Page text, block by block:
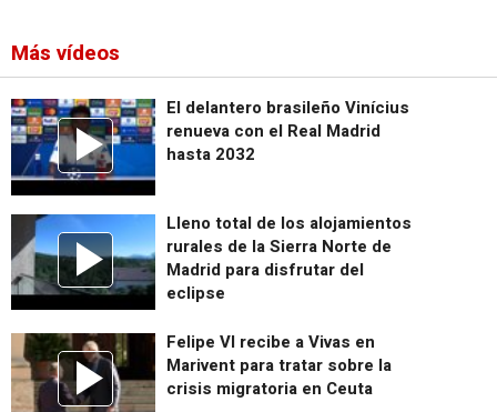
Más vídeos
El delantero brasileño Vinícius
renueva con el Real Madrid
hasta 2032
Lleno total de los alojamientos
rurales de la Sierra Norte de
Madrid para disfrutar del
eclipse
Felipe VI recibe a Vivas en
Marivent para tratar sobre la
crisis migratoria en Ceuta